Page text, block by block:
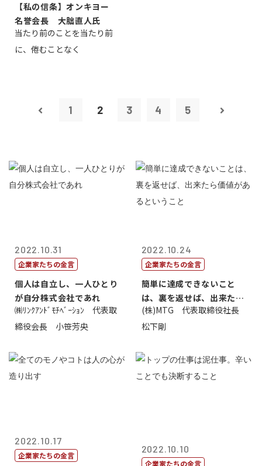
【私の信条】オンキヨー
名誉会長 大朏直人氏
当たり前のことを当たり前
に、倦むことなく
1 2 3 4 5
2022.10.31
企業家たちの金言
個人は自立し、一人ひとり
が自分株式会社であれ
㈱ﾘﾝｸｱﾝﾄﾞﾓﾁﾍﾞｰｼｮﾝ 代表取
締役会長 小笹芳央
2022.10.24
企業家たちの金言
簡単に達成できないこと
は、裏を返せば、出来たら
価値があるとい...
(株)MTG 代表取締役社長
松下剛
2022.10.17
企業家たちの金言
2022.10.10
企業家たちの金言